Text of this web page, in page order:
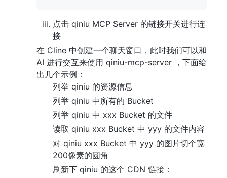
点击 qiniu MCP Server 的链接开关进行连
接
在 Cline 中创建一个聊天窗口，此时我们可以和
AI 进行交互来使用 qiniu-mcp-server ，下面给
出几个示例：
列举 qiniu 的资源信息
列举 qiniu 中所有的 Bucket
列举 qiniu 中 xxx Bucket 的文件
读取 qiniu xxx Bucket 中 yyy 的文件内容
对 qiniu xxx Bucket 中 yyy 的图片切个宽
200像素的圆角
刷新下 qiniu 的这个 CDN 链接：